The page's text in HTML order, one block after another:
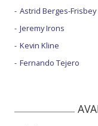
Astrid Berges-Frisbey
Jeremy Irons
Kevin Kline
Fernando Tejero